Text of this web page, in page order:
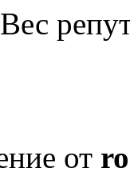
Вес
от